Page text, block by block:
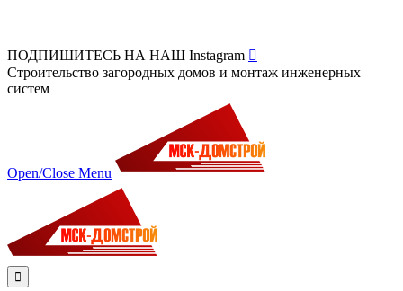
ПОДПИШИТЕСЬ НА НАШ Instagram 
Строительство загородных домов и монтаж инженерных
систем
Open/Close Menu
